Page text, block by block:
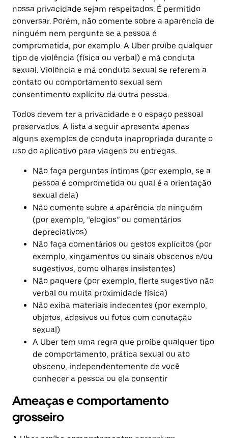
nossa privacidade sejam respeitados. É permitido
conversar. Porém, não comente sobre a aparência de
ninguém nem pergunte se a pessoa é
comprometida, por exemplo. A Uber proíbe qualquer
tipo de violência (física ou verbal) e má conduta
sexual. Violência e má conduta sexual se referem a
contato ou comportamento sexual sem
consentimento explícito da outra pessoa.
Todos devem ter a privacidade e o espaço pessoal
preservados. A lista a seguir apresenta apenas
alguns exemplos de conduta inapropriada durante o
uso do aplicativo para viagens ou entregas.
Não faça perguntas íntimas (por exemplo, se a
pessoa é comprometida ou qual é a orientação
sexual dela)
Não comente sobre a aparência de ninguém
(por exemplo, “elogios” ou comentários
depreciativos)
Não faça comentários ou gestos explícitos (por
exemplo, xingamentos ou sinais obscenos e/ou
sugestivos, como olhares insistentes)
Não paquere (por exemplo, flerte sugestivo não
verbal ou muita proximidade física)
Não exiba materiais indecentes (por exemplo,
objetos, adesivos ou fotos com conotação
sexual)
A Uber tem uma regra que proíbe qualquer tipo
de comportamento, prática sexual ou ato
obsceno, independentemente de você
conhecer a pessoa ou ela consentir
Ameaças e comportamento
grosseiro